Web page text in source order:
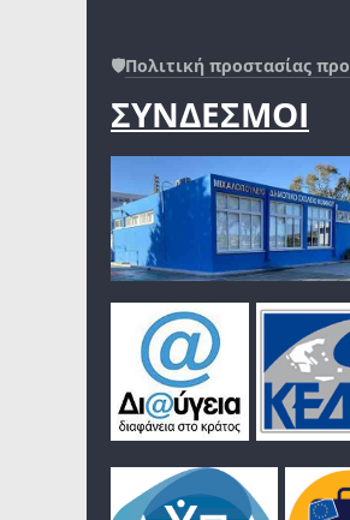
🛡️Πολιτική προστασίας
ΣΥΝΔΕΣΜΟΙ